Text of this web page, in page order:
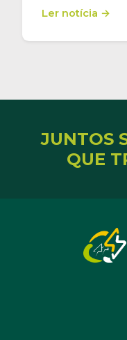
Ler notícia →
JUNTOS
QUE